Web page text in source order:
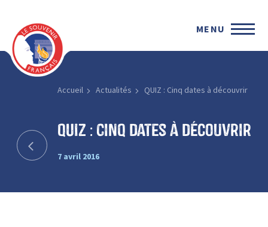
MENU
Accueil Actualités QUIZ : Cinq dates à découvrir
QUIZ : Cinq dates à découvrir
7 avril 2016